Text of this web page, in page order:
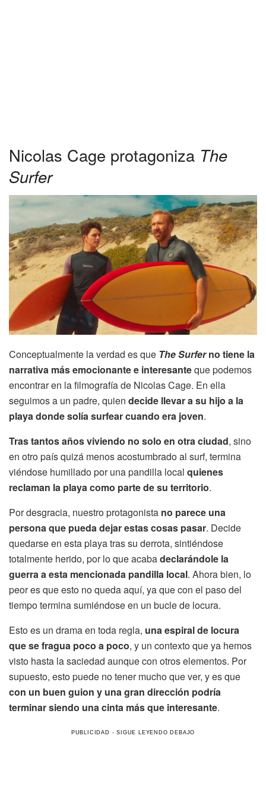
Nicolas Cage protagoniza The
Surfer
Conceptualmente la verdad es que The Surferno tiene la
narrativa más emocionante e interesanteque podemos
encontrar en la filmografía de Nicolas Cage. En ella
seguimos a un padre, quien decide llevar a su hijo a la
playa donde solía surfear cuando era joven.
Tras tantos años viviendo no solo en otra ciudad, sino
en otro país quizá menos acostumbrado al surf, termina
viéndose humillado por una pandilla local quienes
reclaman la playa como parte de su territorio.
Por desgracia, nuestro protagonista no parece una
persona que pueda dejar estas cosas pasar. Decide
quedarse en esta playa tras su derrota, sintiéndose
totalmente herido, por lo que acabadeclarándole la
guerra a esta mencionada pandilla local. Ahora bien, lo
peor es que esto no queda aquí, ya que con el paso del
tiempo termina sumiéndose en un bucle de locura.
Esto es un drama en toda regla, una espiral de locura
que se fragua poco a poco, y un contexto que ya hemos
visto hasta la saciedad aunque con otros elementos. Por
supuesto, esto puede no tener mucho que ver, y es que
con un buen guion y una gran dirección podría
terminar siendo una cinta más que interesante.